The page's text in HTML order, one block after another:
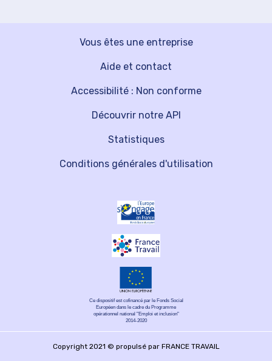
Vous êtes une entreprise
Découvrir notre API
Aide et contact
Statistiques
Accessibilité : Non conforme
Conditions générales d'utilisation
Ce dispositif est cofinancé par le Fonds Social
Européen dans le cadre du Programme
opérationnel national "Emploi et inclusion"
2014-2020
Copyright 2021 © propulsé par FRANCE TRAVAIL